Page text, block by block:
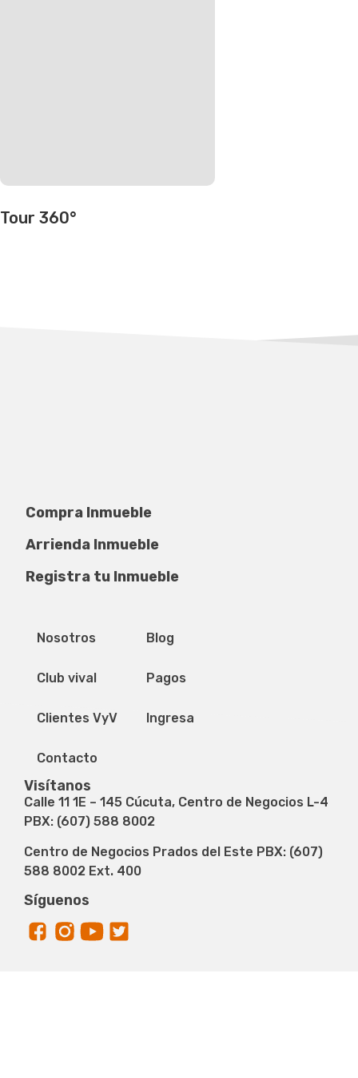
Tour 360°
Compra Inmueble
Arrienda Inmueble
Registra tu Inmueble
Nosotros
Club vival
Clientes VyV
Contacto
Blog
Pagos
Ingresa
Visítanos
Calle 11 1E – 145 Cúcuta, Centro de Negocios L-4
PBX: (607) 588 8002
Centro de Negocios Prados del Este PBX: (607)
588 8002 Ext. 400
Síguenos